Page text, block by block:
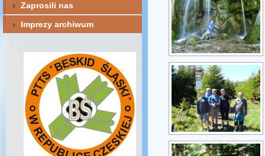
Zaprosili nas
Imprezy archiwum